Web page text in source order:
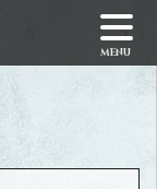
menu